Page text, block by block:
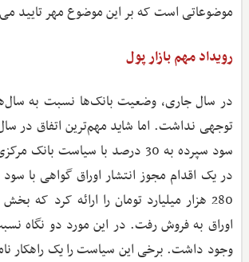
موضوعاتی است که بر این موضوع مهر تایید
رویداد مهم بازار پول
در سال جاری، وضعیت بانک‌ها نسبت به
توجهی نداشت. اما شاید مهم‌ترین اتفاق در
سود سپرده به 30 درصد با سیاست
280 هزار میلیارد تومان را ارائه کرد که
اوراق به فروش رفت. در این مورد دو نگاه
وجود داشت. برخی این سیاست را یک راهکار